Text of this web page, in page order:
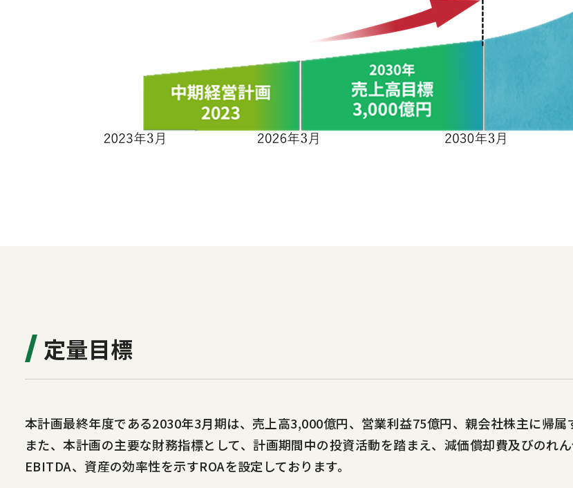
定量目標
本計画最終年度である2030年3月期は、売上高3,000億円、営業利益75億円、親会社株主に帰属
また、本計画の主要な財務指標として、計画期間中の投資活動を踏まえ、減価償却費及びのれ
EBITDA、資産の効率性を示すROAを設定しております。